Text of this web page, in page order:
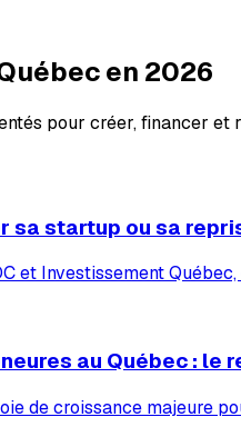
en 2026
pour créer, financer
sa startup ou sa
et Investissement
au Québec : le
de croissance majeure